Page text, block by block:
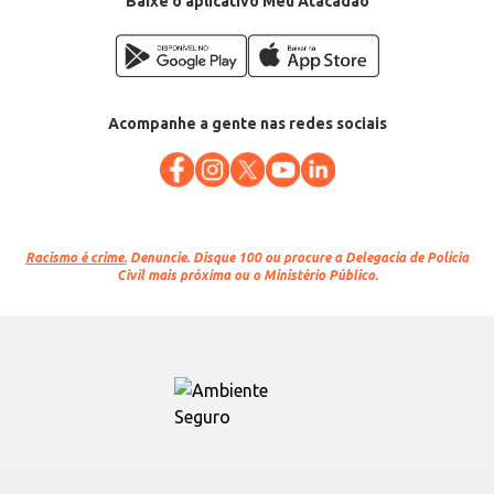
Acompanhe a gente nas redes sociais
Racismo é crime. Denuncie. Disque 100 ou procure a Delegacia de Polícia
Civil mais próxima ou o Ministério Público.